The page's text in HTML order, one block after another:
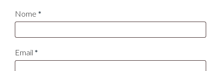
Nome *
Email *